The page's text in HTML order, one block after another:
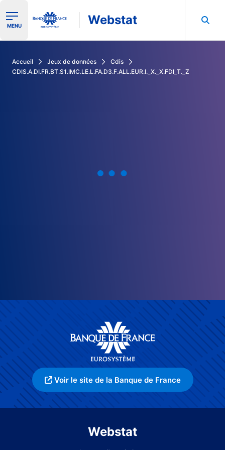
Ouvrir le menu de navigation
MENU Webstat
Accueil Jeux de données
Cdis
CDIS.A.DI.FR.BT.S1.IMC.LE.L.FA.D3.F.ALL.EUR.I._X._X.FDI_T._Z
Voir le site de la Banque de France
Webstat